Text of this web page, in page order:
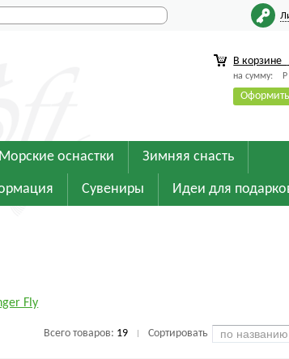
В корзине
на сумму: Р
Оформить
Морские оснастки Зимняя снасть
Сувениры Идеи для
Fly
Всего товаров: 19 Сортировать